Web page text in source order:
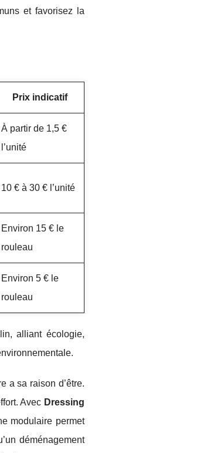
et favorisez la
Prix indicatif
À partir de 1,5 €
l’unité
10 € à 30 € l’unité
Environ 15 € le
rouleau
Environ 5 € le
rouleau
alliant écologie,
a sa raison d’être.
Avec Dressing
modulaire permet
déménagement